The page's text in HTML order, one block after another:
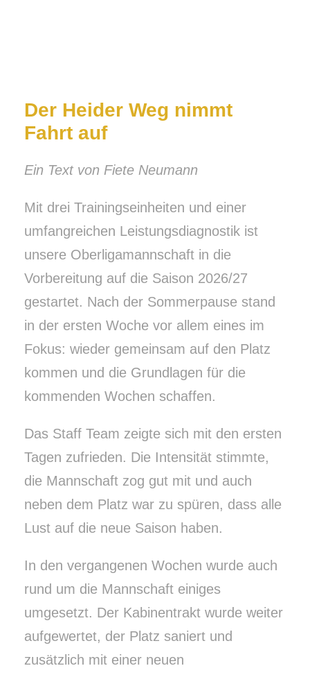
Der Heider Weg nimmt
Fahrt auf
Ein Text von Fiete Neumann
Mit drei Trainingseinheiten und einer
umfangreichen Leistungsdiagnostik ist
unsere Oberligamannschaft in die
Vorbereitung auf die Saison 2026/27
gestartet. Nach der Sommerpause stand
in der ersten Woche vor allem eines im
Fokus: wieder gemeinsam auf den Platz
kommen und die Grundlagen für die
kommenden Wochen schaffen.
Das Staff Team zeigte sich mit den ersten
Tagen zufrieden. Die Intensität stimmte,
die Mannschaft zog gut mit und auch
neben dem Platz war zu spüren, dass alle
Lust auf die neue Saison haben.
In den vergangenen Wochen wurde auch
rund um die Mannschaft einiges
umgesetzt. Der Kabinentrakt wurde weiter
aufgewertet, der Platz saniert und
zusätzlich mit einer neuen